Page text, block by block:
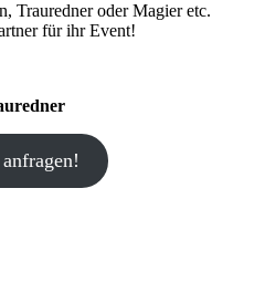
Trauredner oder Magier etc.
für ihr Event!